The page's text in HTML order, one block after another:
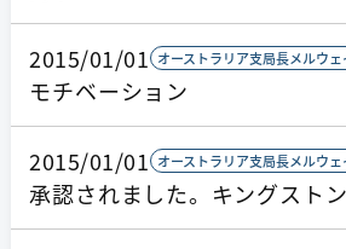
2015/01/01 オーストラリア支局長メルウェ
モチベーション
2015/01/01 オーストラリア支局長メルウェ
承認されました。キングスト